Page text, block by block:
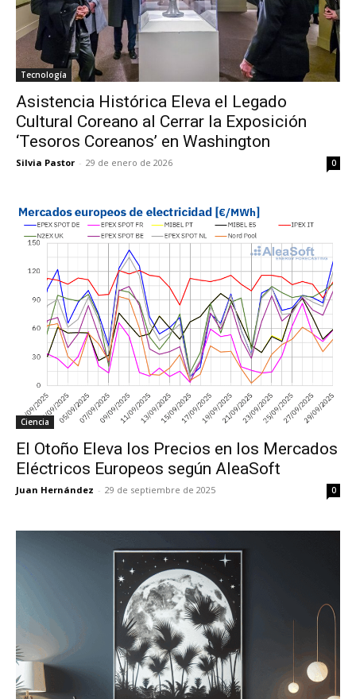
Tecnología
Asistencia Histórica Eleva el Legado
Cultural Coreano al Cerrar la Exposición
‘Tesoros Coreanos’ en Washington
Silvia Pastor - 29 de enero de 2026 0
Ciencia
El Otoño Eleva los Precios en los Mercados
Eléctricos Europeos según AleaSoft
Juan Hernández - 29 de septiembre de 2025 0